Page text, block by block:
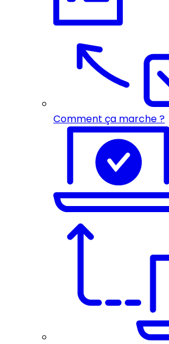
Comment ça marche ?